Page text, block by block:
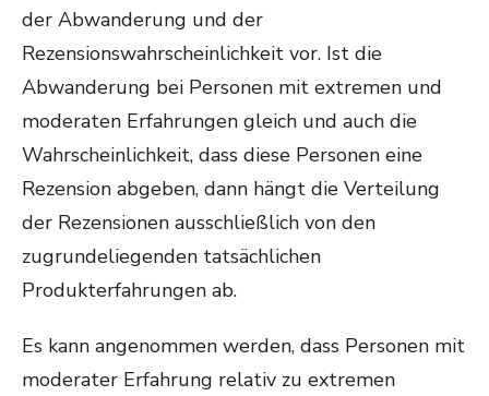
der Abwanderung und der
Rezensionswahrscheinlichkeit vor. Ist die
Abwanderung bei Personen mit extremen und
moderaten Erfahrungen gleich und auch die
Wahrscheinlichkeit, dass diese Personen eine
Rezension abgeben, dann hängt die Verteilung
der Rezensionen ausschließlich von den
zugrundeliegenden tatsächlichen
Produkterfahrungen ab.
Es kann angenommen werden, dass Personen mit
moderater Erfahrung relativ zu extremen